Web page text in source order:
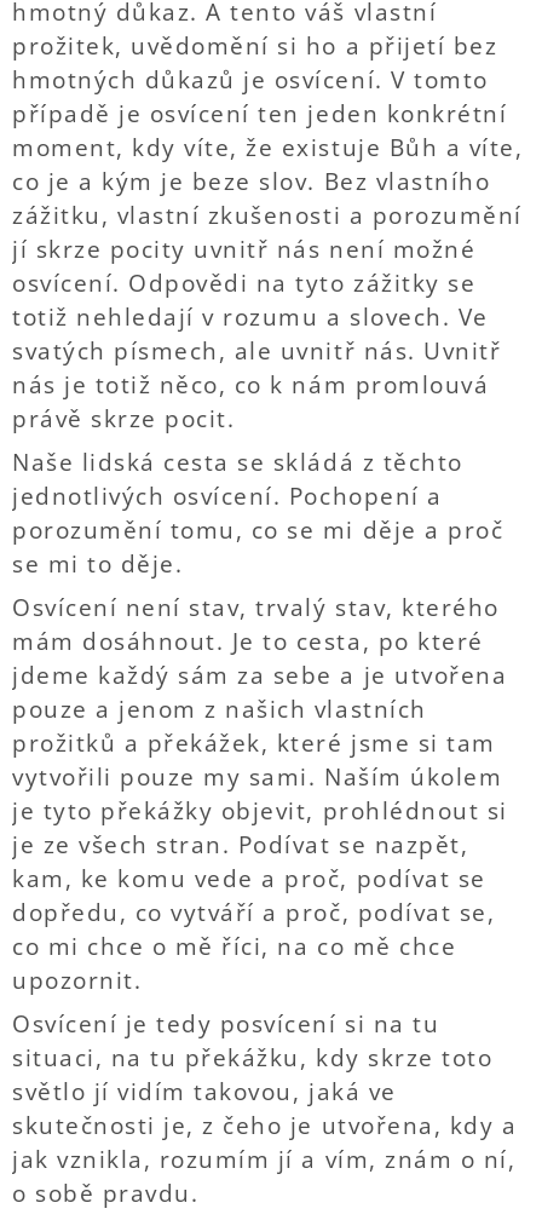
hmotný důkaz. A tento váš vlastní
prožitek, uvědomění si ho a přijetí bez
hmotných důkazů je osvícení. V tomto
případě je osvícení ten jeden konkrétní
moment, kdy víte, že existuje Bůh a víte,
co je a kým je beze slov. Bez vlastního
zážitku, vlastní zkušenosti a porozumění
jí skrze pocity uvnitř nás není možné
osvícení. Odpovědi na tyto zážitky se
totiž nehledají v rozumu a slovech. Ve
svatých písmech, ale uvnitř nás. Uvnitř
nás je totiž něco, co k nám promlouvá
právě skrze pocit.
Naše lidská cesta se skládá z těchto
jednotlivých osvícení. Pochopení a
porozumění tomu, co se mi děje a proč
se mi to děje.
Osvícení není stav, trvalý stav, kterého
mám dosáhnout. Je to cesta, po které
jdeme každý sám za sebe a je utvořena
pouze a jenom z našich vlastních
prožitků a překážek, které jsme si tam
vytvořili pouze my sami. Naším úkolem
je tyto překážky objevit, prohlédnout si
je ze všech stran. Podívat se nazpět,
kam, ke komu vede a proč, podívat se
dopředu, co vytváří a proč, podívat se,
co mi chce o mě říci, na co mě chce
upozornit.
Osvícení je tedy posvícení si na tu
situaci, na tu překážku, kdy skrze toto
světlo jí vidím takovou, jaká ve
skutečnosti je, z čeho je utvořena, kdy a
jak vznikla, rozumím jí a vím, znám o ní,
o sobě pravdu.